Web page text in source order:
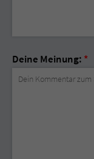
Deine Meinung: *